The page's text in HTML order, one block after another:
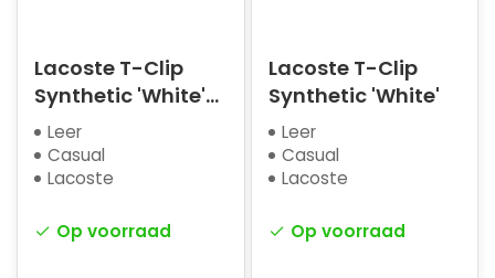
Lacoste T-Clip
Synthetic 'White'
(W)
Leer
Casual
Lacoste
Op voorraad
Lacoste T-Clip
Synthetic 'White'
Leer
Casual
Lacoste
Op voorraad